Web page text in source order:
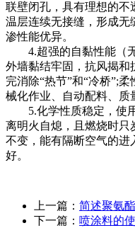
联壁闭孔，具有理想的不
温层连续无接缝，形成无
渗性能优异。
4.超强的自黏性能（无
外墙黏结牢固，抗风揭和
完消除“热节”和“冷桥”;
械化作业、自动配料、质
5.化学性质稳定，使用
离明火自熄，且燃烧时只
不变，能有隔断空气的进
好。
上一篇： 简述聚氨
下一篇： 喷涂料的